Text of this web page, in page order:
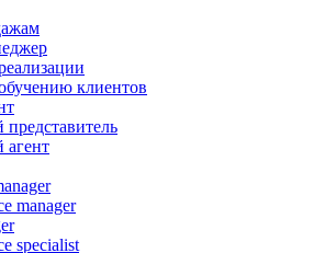
клиентов
агент
manager
specialist